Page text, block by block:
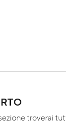
troverai